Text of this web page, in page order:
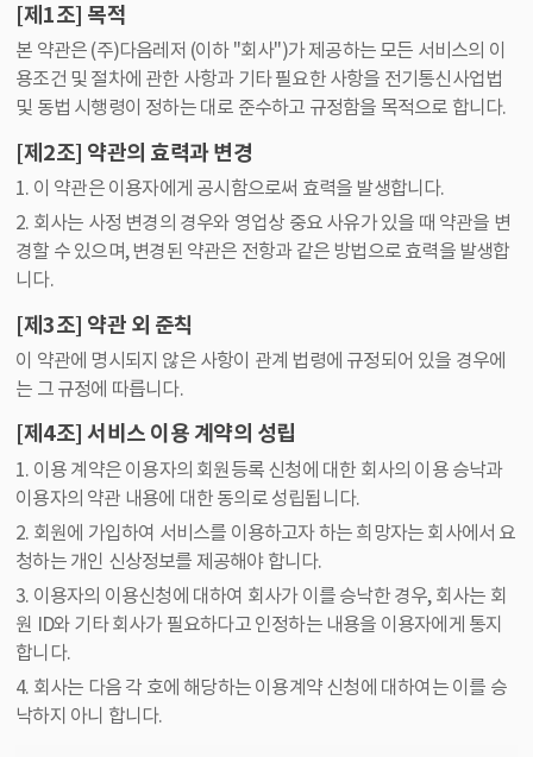
[제1조] 목적
본 약관은 (주)다음레저 (이하 "회사")가 제공하는 모든 서비스의 이
용조건 및 절차에 관한 사항과 기타 필요한 사항을 전기통신사업법
및 동법 시행령이 정하는 대로 준수하고 규정함을 목적으로 합니다.
[제2조] 약관의 효력과 변경
1. 이 약관은 이용자에게 공시함으로써 효력을 발생합니다.
2. 회사는 사정 변경의 경우와 영업상 중요 사유가 있을 때 약관을 변
경할 수 있으며, 변경된 약관은 전항과 같은 방법으로 효력을 발생합
니다.
[제3조] 약관 외 준칙
이 약관에 명시되지 않은 사항이 관계 법령에 규정되어 있을 경우에
는 그 규정에 따릅니다.
[제4조] 서비스 이용 계약의 성립
1. 이용 계약은 이용자의 회원등록 신청에 대한 회사의 이용 승낙과
이용자의 약관 내용에 대한 동의로 성립됩니다.
2. 회원에 가입하여 서비스를 이용하고자 하는 희망자는 회사에서 요
청하는 개인 신상정보를 제공해야 합니다.
3. 이용자의 이용신청에 대하여 회사가 이를 승낙한 경우, 회사는 회
원 ID와 기타 회사가 필요하다고 인정하는 내용을 이용자에게 통지
합니다.
4. 회사는 다음 각 호에 해당하는 이용계약 신청에 대하여는 이를 승
낙하지 아니 합니다.